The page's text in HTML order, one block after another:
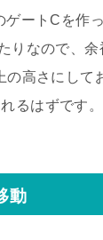
ゲートCを作
りなので、
の高さにして
るはずです。
動